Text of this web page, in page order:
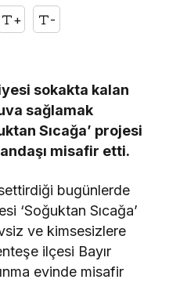
+ -
sokakta kalan
sağlamak
Sıcağa’ projesi
misafir etti.
bugünlerde
‘Soğuktan Sıcağa’
ve kimsesizlere
ilçesi Bayır
evinde misafir